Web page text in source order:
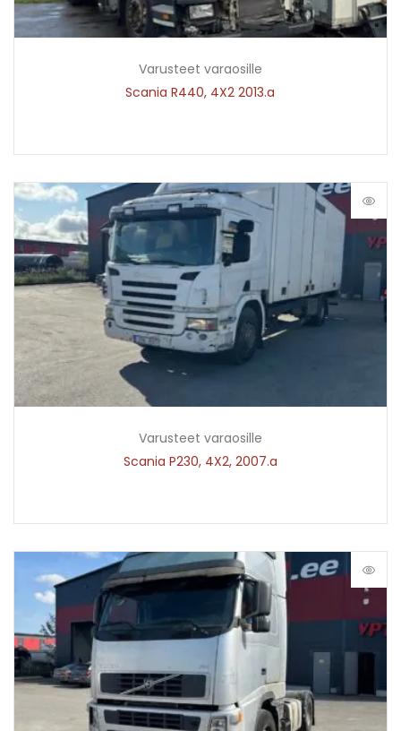
Varusteet varaosille
Scania R440, 4X2 2013.a
Varusteet varaosille
Scania P230, 4X2, 2007.a